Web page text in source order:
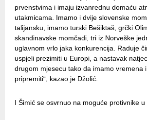
prvenstvima i imaju izvanrednu domaću
utakmicama. Imamo i dvije slovenske
talijansku, imamo turski Bešiktaš, grčki
skandinavske momčadi, tri iz Norveške
uglavnom vrlo jaka konkurencija. Raduje
uspjeli prezimiti u Europi, a nastavak
drugom mjesecu tako da imamo vremena
pripremiti“, kazao je Džolić.
I Šimić se osvrnuo na moguće protivnike u